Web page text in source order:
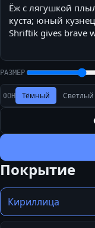
РАЗМЕР
ФОН Тёмный Светлый
Покрытие
Кириллица